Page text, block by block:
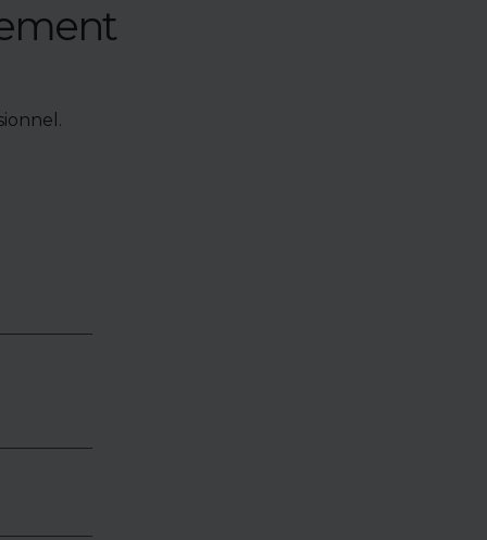
de bien,
en